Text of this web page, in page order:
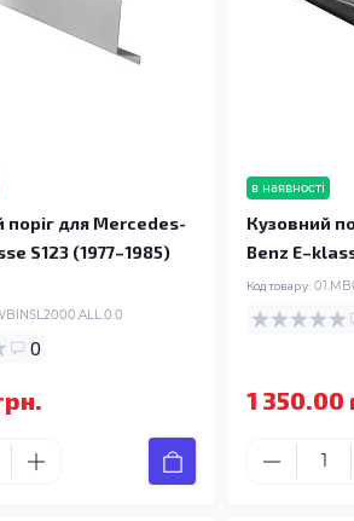
поріг для Mercedes-
S123 (1977–1985)
0
в наявності
Кузовний
Benz
Код товару:
1 350.00